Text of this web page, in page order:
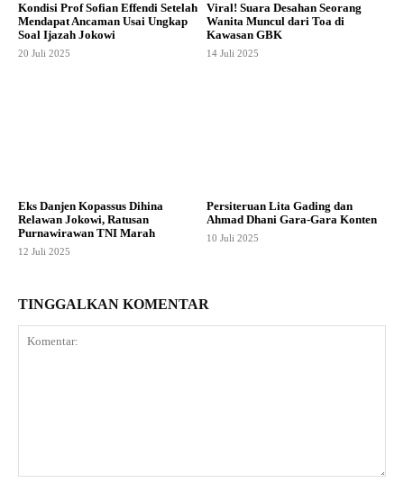
Kondisi Prof Sofian Effendi Setelah
Mendapat Ancaman Usai Ungkap
Soal Ijazah Jokowi
20 Juli 2025
Viral! Suara Desahan Seorang
Wanita Muncul dari Toa di
Kawasan GBK
14 Juli 2025
Eks Danjen Kopassus Dihina
Relawan Jokowi, Ratusan
Purnawirawan TNI Marah
12 Juli 2025
Persiteruan Lita Gading dan
Ahmad Dhani Gara-Gara Konten
10 Juli 2025
TINGGALKAN KOMENTAR